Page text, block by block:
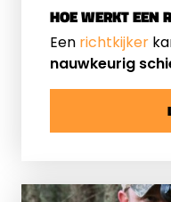
HOE WERKT EEN
Een richtkijker
nauwkeurig
alleen een
ook in staat om
raken. Wij delen
optimaliseren.